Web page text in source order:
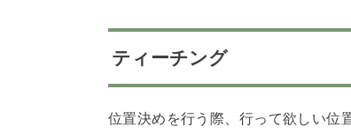
ティーチング
位置決めを行う際、行って欲しい位